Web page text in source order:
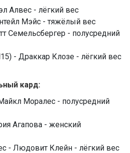
Алвес - лёгкий вес
Мэйс - тяжёлый вес
Семельсбергер - полусредний
- Драккар Клозе - лёгкий вес
кард:
Моралес - полусредний
Агапова - женский
- Людовит Клейн - лёгкий вес